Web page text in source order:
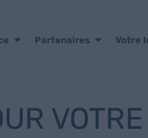
Partenaires Votre